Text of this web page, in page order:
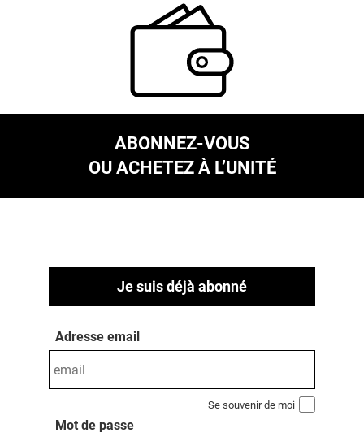
ABONNEZ-VOUS
OU ACHETEZ À L’UNITÉ
Je suis déjà abonné
Adresse email
Se souvenir de moi
Mot de passe